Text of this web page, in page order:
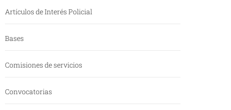
Artículos de Interés Policial
Bases
Comisiones de servicios
Convocatorias